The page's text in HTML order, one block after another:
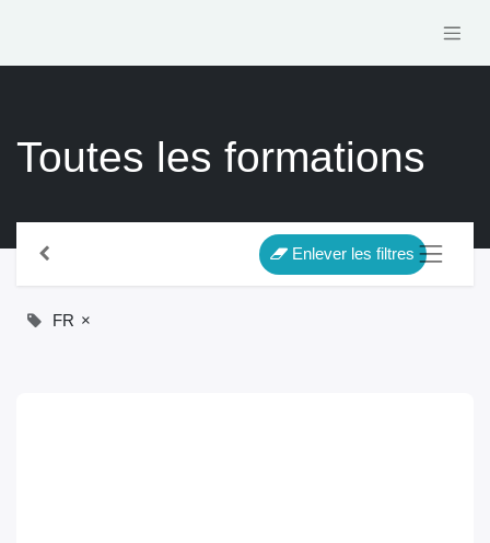
Toutes les formations
Enlever les filtres
FR ×